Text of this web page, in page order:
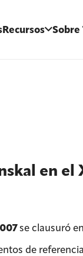
Recursos Sobre
en
se clausuró
de